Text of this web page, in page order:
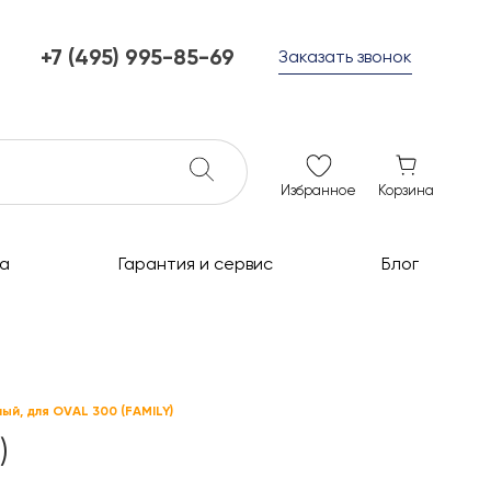
+7 (495) 995-85-69
ежедневно с 10 до 21
Заказать звонок
Избранное Корзина
Гарантия и сервис Блог
для OVAL 300 (FAMILY)